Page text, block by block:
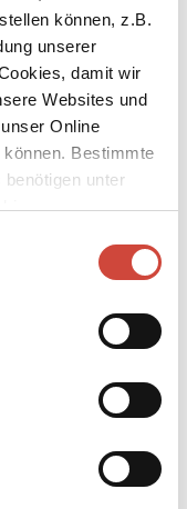
können, z.B.
unserer
damit wir
Websites und
Online
Bestimmte
unter
von
Kaufen
immer nur in der
in Belfast,
Devine zu kursieren
zwischen Devine und